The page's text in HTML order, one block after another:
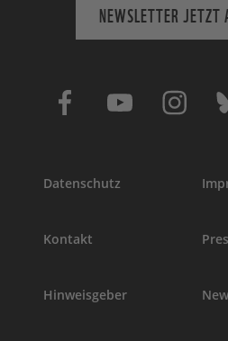
NEWSLETTER JETZT
Datenschutz
Kontakt
Hinweisgeber